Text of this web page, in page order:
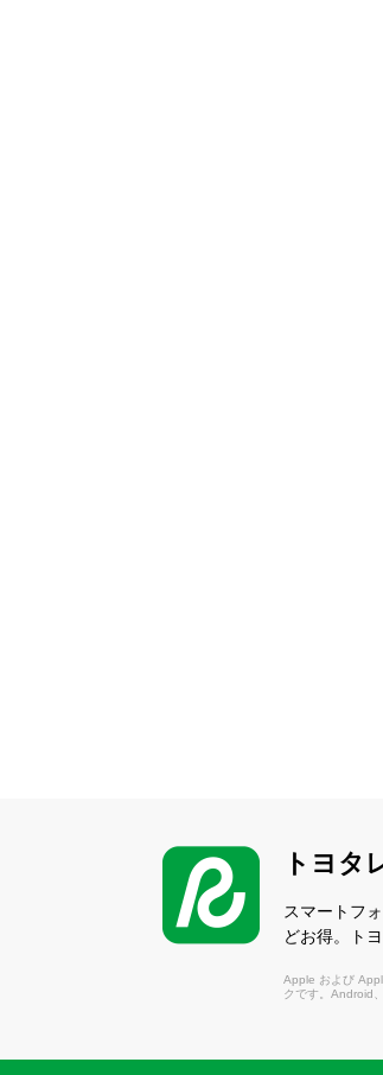
トヨタ
スマートフ
どお得。ト
Apple および
クです。Android